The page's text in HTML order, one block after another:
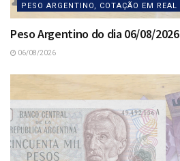
PESO ARGENTINO, COTAÇÃO EM REAL
Peso Argentino do dia 06/08/2026
06/08/2026